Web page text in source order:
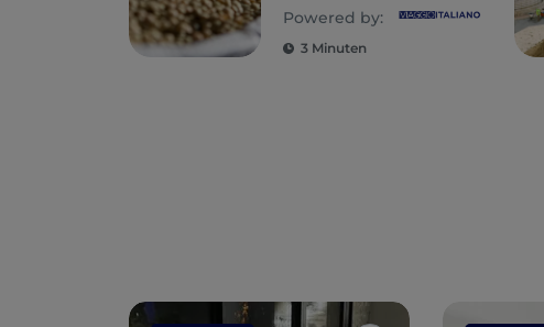
Sprache der Natur
Powered by:
3 Minuten